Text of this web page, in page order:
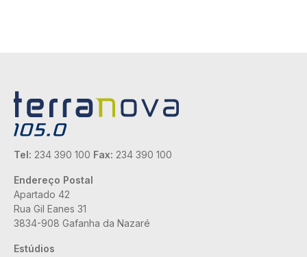
Tel: 234 390 100 Fax: 234 390 100
Endereço Postal
Apartado 42
Rua Gil Eanes 31
3834-908 Gafanha da Nazaré
Estúdios